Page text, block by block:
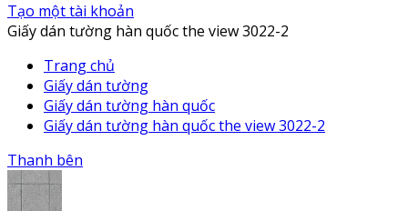
Tạo một tài khoản
Giấy dán tường hàn quốc the view 3022-2
Trang chủ
Giấy dán tường
Giấy dán tường hàn quốc
Giấy dán tường hàn quốc the view 3022-2
Thanh bên